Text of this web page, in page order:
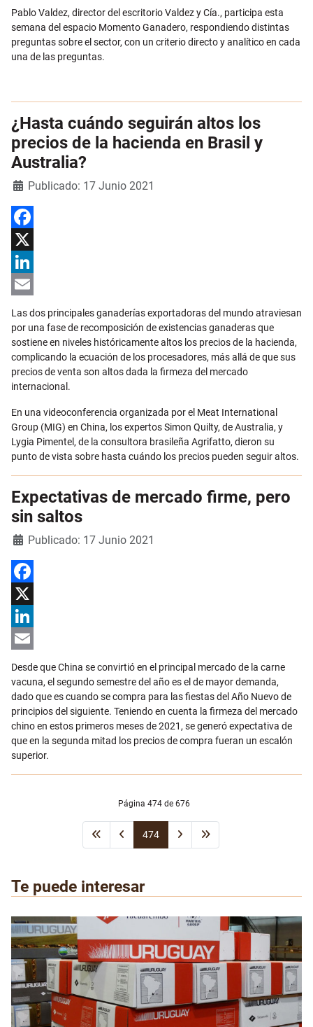
Email
Pablo Valdez, director del escritorio Valdez y Cía., participa esta
semana del espacio Momento Ganadero, respondiendo distintas
preguntas sobre el sector, con un criterio directo y analítico en cada
una de las preguntas.
¿Hasta cuándo seguirán altos los
precios de la hacienda en Brasil y
Australia?
DetallesPublicado: 17 Junio 2021
Facebook
X
LinkedIn
Email
Las dos principales ganaderías exportadoras del mundo atraviesan
por una fase de recomposición de existencias ganaderas que
sostiene en niveles históricamente altos los precios de la hacienda,
complicando la ecuación de los procesadores, más allá de que sus
precios de venta son altos dada la firmeza del mercado
internacional.
En una videoconferencia organizada por el Meat International
Group (MIG) en China, los expertos Simon Quilty, de Australia, y
Lygia Pimentel, de la consultora brasileña Agrifatto, dieron su
punto de vista sobre hasta cuándo los precios pueden seguir altos.
Expectativas de mercado firme, pero
sin saltos
DetallesPublicado: 17 Junio 2021
Facebook
X
LinkedIn
Email
Desde que China se convirtió en el principal mercado de la carne
vacuna, el segundo semestre del año es el de mayor demanda,
dado que es cuando se compra para las fiestas del Año Nuevo de
principios del siguiente. Teniendo en cuenta la firmeza del mercado
chino en estos primeros meses de 2021, se generó expectativa de
que en la segunda mitad los precios de compra fueran un escalón
superior.
Página 474 de 676
474
Te puede interesar